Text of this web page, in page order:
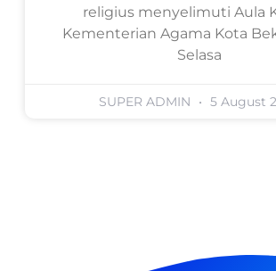
religius menyelimuti Aula
Kementerian Agama Kota
Selasa
SUPER ADMIN 5 August